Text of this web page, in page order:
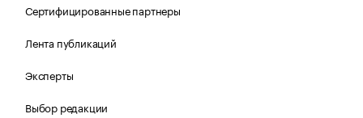
Сертифицированные партнеры
Лента публикаций
Эксперты
Выбор редакции